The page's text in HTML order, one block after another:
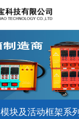
模块及活动框架系列